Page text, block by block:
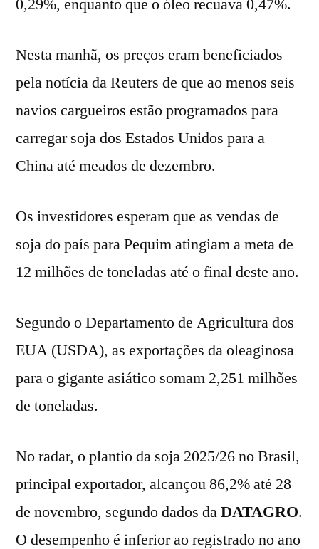
Nesta manhã, os preços eram beneficiados
pela notícia da Reuters de que ao menos seis
navios cargueiros estão programados para
carregar soja dos Estados Unidos para a
China até meados de dezembro.
Os investidores esperam que as vendas de
soja do país para Pequim atingiam a meta de
12 milhões de toneladas até o final deste ano.
Segundo o Departamento de Agricultura dos
EUA (USDA), as exportações da oleaginosa
para o gigante asiático somam 2,251 milhões
de toneladas.
No radar, o plantio da soja 2025/26 no Brasil,
principal exportador, alcançou 86,2% até 28
de novembro, segundo dados daDATAGRO.
O desempenho é inferior ao registrado no ano